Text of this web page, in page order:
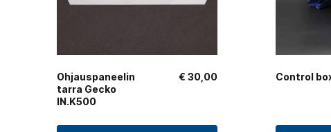
Ohjauspaneelin
tarra Gecko
IN.K500
€ 30,00 Control